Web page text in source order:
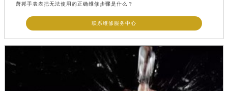
萧邦手表表把无法使用的正确维修步骤是什么？
联系维修服务中心